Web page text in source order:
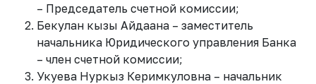
– Председатель счетной комиссии;
Бекулан кызы Айдаана – заместитель
начальника Юридического управления Банка
– член счетной комиссии;
Укуева Нуркыз Керимкуловна – начальник